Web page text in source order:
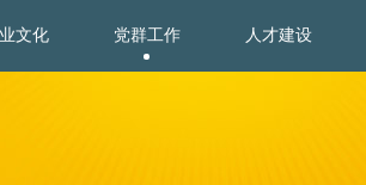
文化 党群工作 人才建设